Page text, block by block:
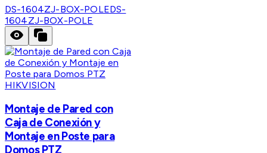
DS-1604ZJ-BOX-POLEDS-
1604ZJ-BOX-POLE
HIKVISION
Montaje de Pared con
Caja de Conexión y
Montaje en Poste para
Domos PTZ